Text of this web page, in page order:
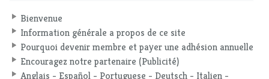
Bienvenue
Information générale a propos de ce site
Pourquoi devenir membre et payer une adhésion annuelle
Encouragez notre partenaire (Publicité)
Anglais - Español - Portuguese - Deutsch - Italien -